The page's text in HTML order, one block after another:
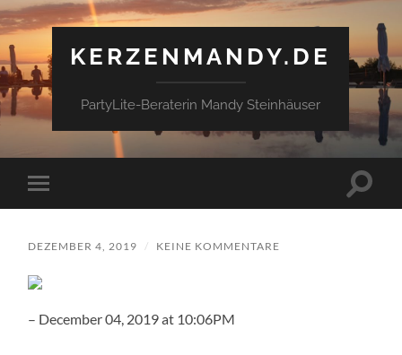
KERZENMANDY.DE
PartyLite-Beraterin Mandy Steinhäuser
Mobile-
Menü
DEZEMBER 4, 2019 / KEINE KOMMENTARE
– December 04, 2019 at 10:06PM